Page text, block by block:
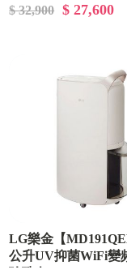
$ 32,900 $ 27,600
LG樂金【
公升UV抑菌WiFi變